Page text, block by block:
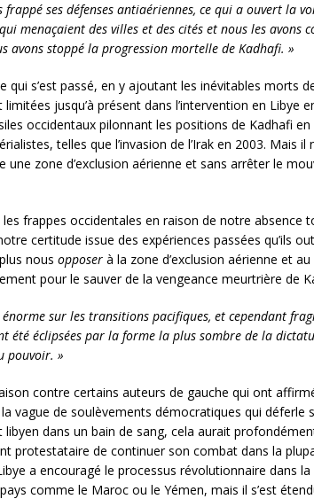
ses défenses antiaériennes, ce qui a ouvert la
menaçaient des villes et des cités et nous les avons
avons stoppé la progression mortelle de Kadhafi. »
qui s’est passé, en y ajoutant les inévitables
jusqu’à présent dans l’intervention en Libye
occidentaux pilonnant les positions de Kadhafi
telles que l’invasion de l’Irak en 2003. Mais
zone d’exclusion aérienne et sans arrêter le
les frappes occidentales en raison de notre absence
certitude issue des expériences passées qu’ils
nous opposer à la zone d’exclusion aérienne et
pour le sauver de la vengeance meurtrière de
sur les transitions pacifiques, et cependant
éclipsées par la forme la plus sombre de la
pouvoir. »
contre certains auteurs de gauche qui ont
vague de soulèvements démocratiques qui déferle
dans un bain de sang, cela aurait
protestataire de continuer son combat dans la
a encouragé le processus révolutionnaire dans
comme le Maroc ou le Yémen, mais il s’est